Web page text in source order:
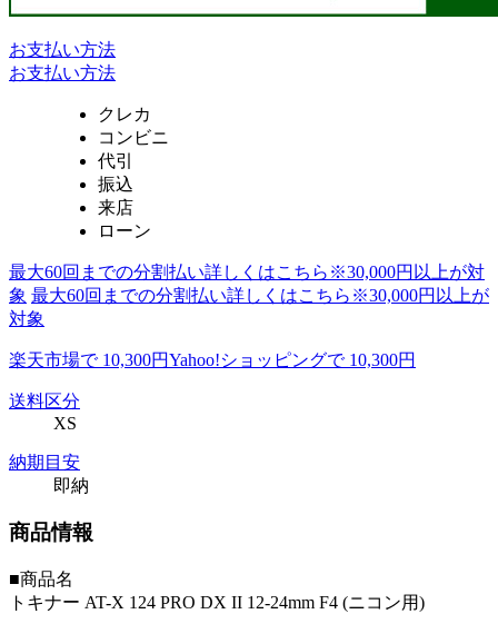
お支払い方法
お支払い方法
クレカ
コンビニ
代引
振込
来店
ローン
最大60回までの分割払い詳しくはこちら※30,000円以上が対
象 最大60回までの分割払い詳しくはこちら※30,000円以上が
対象
楽天市場で 10,300円Yahoo!ショッピングで 10,300円
送料区分
XS
納期目安
即納
商品情報
■商品名
トキナー AT-X 124 PRO DX II 12-24mm F4 (ニコン用)